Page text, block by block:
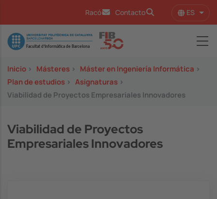
Racó Contacto ES
Image
Inicio > Másteres > Máster en Ingeniería Informática >
Plan de estudios > Asignaturas >
Viabilidad de Proyectos Empresariales Innovadores
Viabilidad de Proyectos
Empresariales Innovadores